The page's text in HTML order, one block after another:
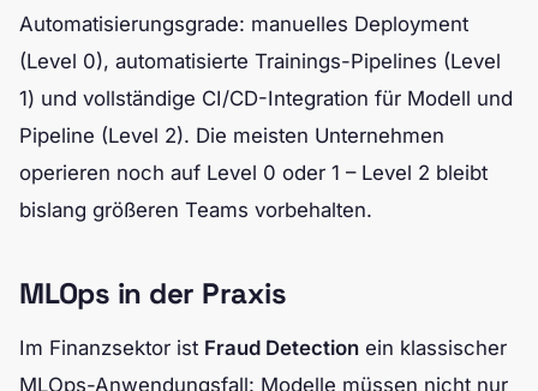
Automatisierungsgrade: manuelles Deployment
(Level 0), automatisierte Trainings-Pipelines (Level
1) und vollständige CI/CD-Integration für Modell und
Pipeline (Level 2). Die meisten Unternehmen
operieren noch auf Level 0 oder 1 – Level 2 bleibt
bislang größeren Teams vorbehalten.
MLOps in der Praxis
Im Finanzsektor ist Fraud Detection ein klassischer
MLOps-Anwendungsfall: Modelle müssen nicht nur